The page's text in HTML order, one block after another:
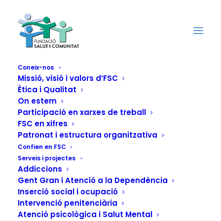
Coneix-nos
Missió, visió i valors d’FSC
Ètica i Qualitat
On estem
Participació en xarxes de treball
FSC en xifres
Patronat i estructura organitzativa
Confien en FSC
Serveis i projectes
Addiccions
Gent Gran i Atenció a la Dependència
Inserció social i ocupació
Intervenció penitenciària
Atenció psicològica i Salut Mental
SAI: Servei
d'Acompanyament
Individualitzat a
l'àmbit de la salut
mental i la patologia
dual (Catalunya)